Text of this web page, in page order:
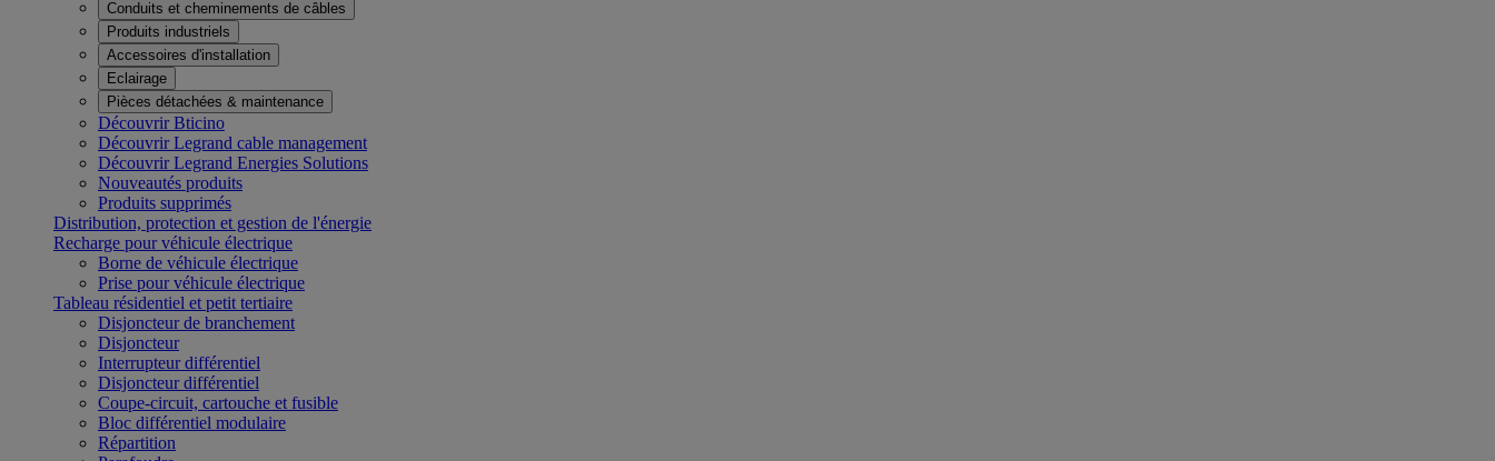
Conduits et cheminements de câbles
Produits industriels
Accessoires d'installation
Eclairage
Pièces détachées & maintenance
Découvrir Bticino
Découvrir Legrand cable management
Découvrir Legrand Energies Solutions
Nouveautés produits
Produits supprimés
Distribution, protection et gestion de l'énergie
Recharge pour véhicule électrique
Borne de véhicule électrique
Prise pour véhicule électrique
Tableau résidentiel et petit tertiaire
Disjoncteur de branchement
Disjoncteur
Interrupteur différentiel
Disjoncteur différentiel
Coupe-circuit, cartouche et fusible
Bloc différentiel modulaire
Répartition